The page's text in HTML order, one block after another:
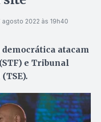
agosto 2022 às 19h40
atacam
e Tribunal